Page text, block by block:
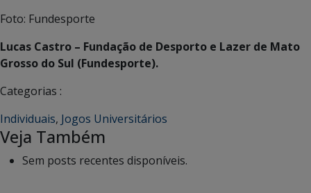
Foto: Fundesporte
Lucas Castro – Fundação de Desporto e Lazer de Mato
Grosso do Sul (Fundesporte).
Categorias :
Individuais, Jogos Universitários
Veja Também
Sem posts recentes disponíveis.